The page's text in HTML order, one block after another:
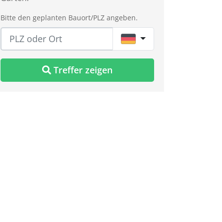
Bitte den geplanten Bauort/PLZ angeben.
DE
Treffer zeigen